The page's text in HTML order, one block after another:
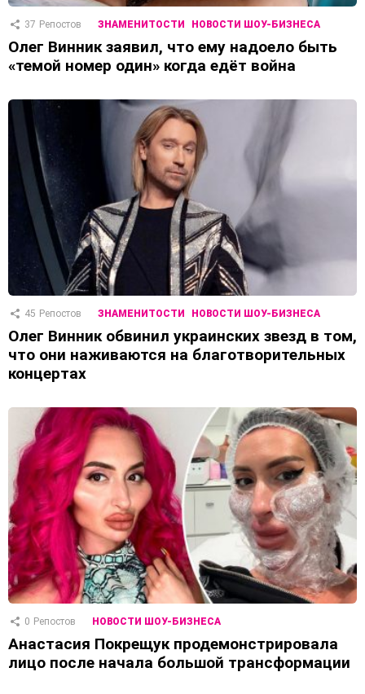
37 Репостов ЗНАМЕНИТОСТИ НОВОСТИ ШОУ-БИЗНЕСА
Олег Винник заявил, что ему надоело быть
«темой номер один» когда едёт война
45 Репостов ЗНАМЕНИТОСТИ НОВОСТИ ШОУ-БИЗНЕСА
Олег Винник обвинил украинских звезд в том,
что они наживаются на благотворительных
концертах
0 Репостов НОВОСТИ ШОУ-БИЗНЕСА
Анастасия Покрещук продемонстрировала
лицо после начала большой трансформации